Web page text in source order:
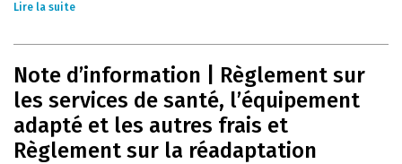
Lire la suite
Note d’information | Règlement sur
les services de santé, l’équipement
adapté et les autres frais et
Règlement sur la réadaptation